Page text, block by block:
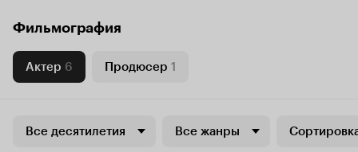
Фильмография
Актер 6 Продюсер 1
Все десятилетия Все жанры